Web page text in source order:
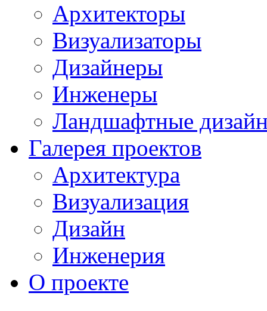
Архитекторы
Визуализаторы
Дизайнеры
Инженеры
Ландшафтные
Галерея проектов
Архитектура
Визуализация
Дизайн
Инженерия
О проекте